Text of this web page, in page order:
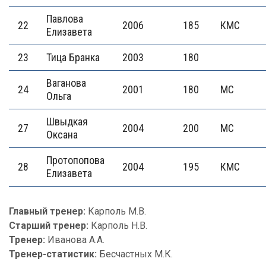
22
Павлова
Елизавета
2006 185 КМС
23 Тица Бранка 2003 180
24
Ваганова
Ольга
2001 180 МС
27
Швыдкая
Оксана
2004 200 МС
28
Протопопова
Елизавета
2004 195 КМС
Главный тренер: Карполь М.В.
Старший тренер: Карполь Н.В.
Тренер: Иванова А.А.
Тренер-статистик: Бесчастных М.К.